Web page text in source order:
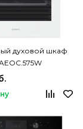
духовой шкаф